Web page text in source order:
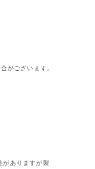
がございます。
がありますが製